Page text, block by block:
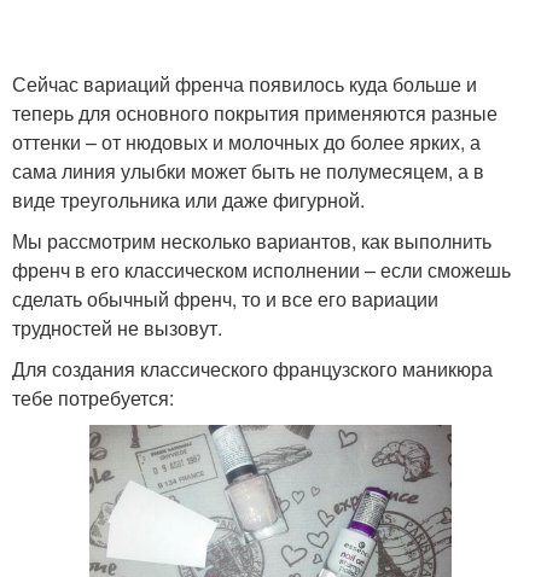
Сейчас вариаций френча появилось куда больше и
теперь для основного покрытия применяются разные
оттенки – от нюдовых и молочных до более ярких, а
сама линия улыбки может быть не полумесяцем, а в
виде треугольника или даже фигурной.
Мы рассмотрим несколько вариантов, как выполнить
френч в его классическом исполнении – если сможешь
сделать обычный френч, то и все его вариации
трудностей не вызовут.
Для создания классического французского маникюра
тебе потребуется: